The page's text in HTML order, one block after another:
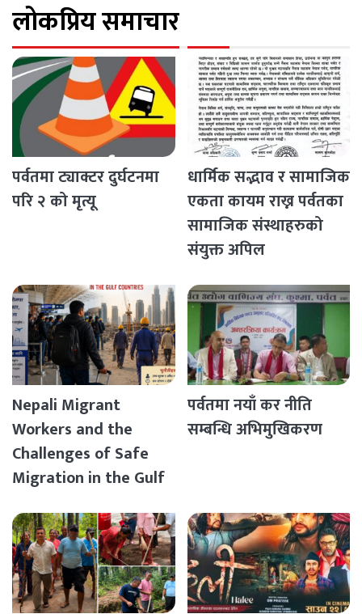
लोकप्रिय समाचार
पर्वतमा ट्याक्टर दुर्घटनमा
परि २ को मृत्यू
धार्मिक सद्भाव र सामाजिक
एकता कायम राख्न पर्वतका
सामाजिक संस्थाहरुको
संयुक्त अपिल
Nepali Migrant
Workers and the
Challenges of Safe
Migration in the Gulf
पर्वतमा नयाँ कर नीति
सम्बन्धि अभिमुखिकरण